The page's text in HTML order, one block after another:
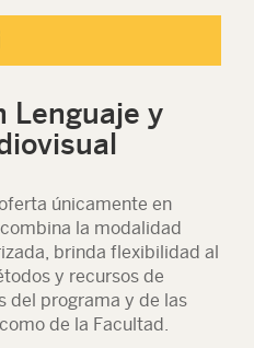
Lenguaje y
únicamente en
la modalidad
brinda flexibilidad al
y recursos de
del programa y de las
de la Facultad.